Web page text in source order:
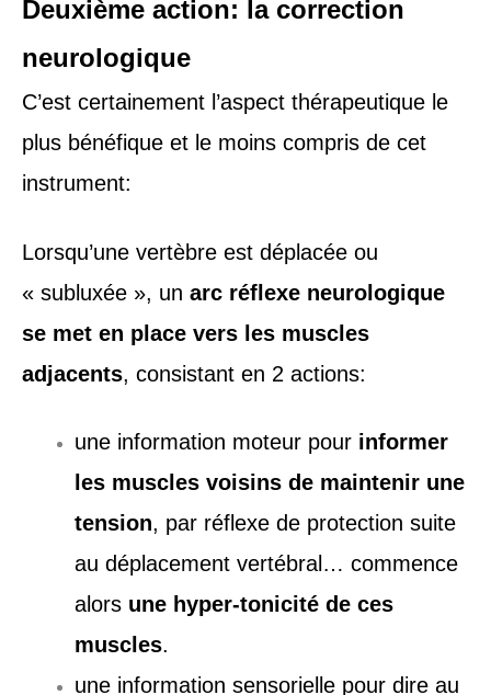
Deuxième action: la correction
neurologique
C’est certainement l’aspect thérapeutique le
plus bénéfique et le moins compris de cet
instrument:
Lorsqu’une vertèbre est déplacée ou
« subluxée », un arc réflexe neurologique
se met en place vers les muscles
adjacents, consistant en 2 actions:
une information moteur pour informer
les muscles voisins de maintenir une
tension, par réflexe de protection suite
au déplacement vertébral… commence
alors une hyper-tonicité de ces
muscles.
une information sensorielle pour dire au